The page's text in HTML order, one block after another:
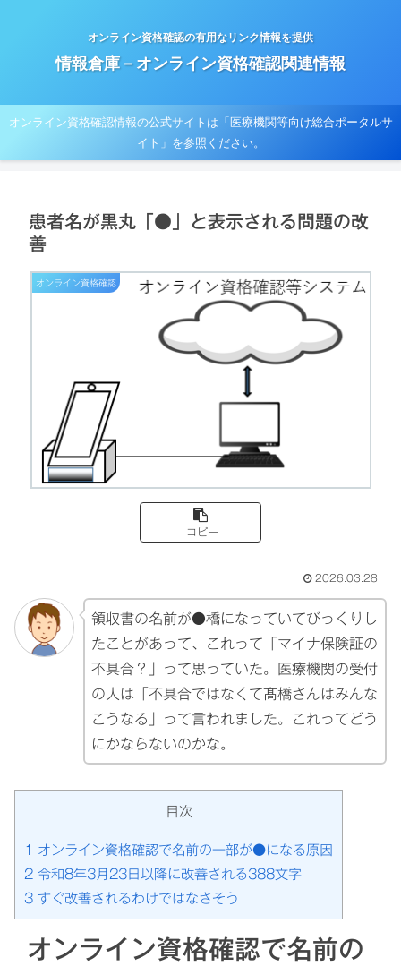
オンライン資格確認の有用なリンク情報を提供
情報倉庫－オンライン資格確認関連情報
オンライン資格確認情報の公式サイトは「医療機関等向け総合ポータルサ
イト」を参照ください。
患者名が黒丸「●」と表示される問題の改
善
オンライン資格確認
コピー
2026.03.28
領収書の名前が●橋になっていてびっくりし
たことがあって、これって「マイナ保険証の
不具合？」って思っていた。医療機関の受付
の人は「不具合ではなくて髙橋さんはみんな
こうなる」って言われました。これってどう
にかならないのかな。
目次
1
オンライン資格確認で名前の一部が●になる原因
2 令和8年3月23日以降に改善される388文字
3 すぐ改善されるわけではなさそう
オンライン資格確認で名前の